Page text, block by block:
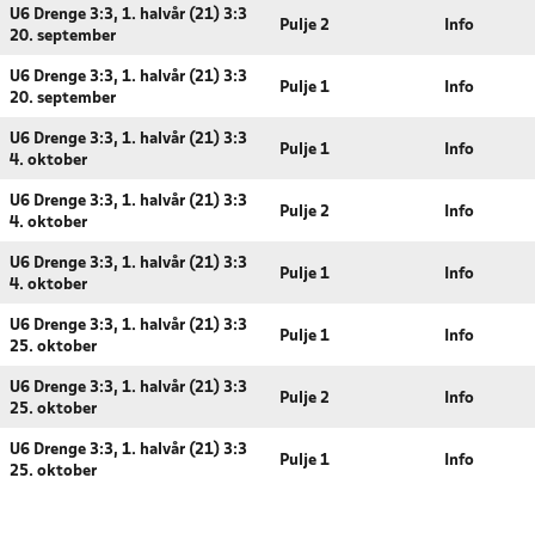
U6 Drenge 3:3, 1. halvår (21) 3:3
20. september
Pulje 2 Info
U6 Drenge 3:3, 1. halvår (21) 3:3
20. september
Pulje 1 Info
U6 Drenge 3:3, 1. halvår (21) 3:3
4. oktober
Pulje 1 Info
U6 Drenge 3:3, 1. halvår (21) 3:3
4. oktober
Pulje 2 Info
U6 Drenge 3:3, 1. halvår (21) 3:3
4. oktober
Pulje 1 Info
U6 Drenge 3:3, 1. halvår (21) 3:3
25. oktober
Pulje 1 Info
U6 Drenge 3:3, 1. halvår (21) 3:3
25. oktober
Pulje 2 Info
U6 Drenge 3:3, 1. halvår (21) 3:3
25. oktober
Pulje 1 Info